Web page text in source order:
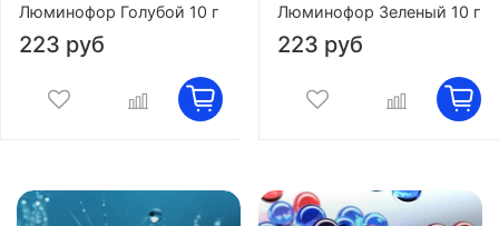
Люминофор Голубой 10 г
223 руб
Люминофор Зеленый 10 г
223 руб